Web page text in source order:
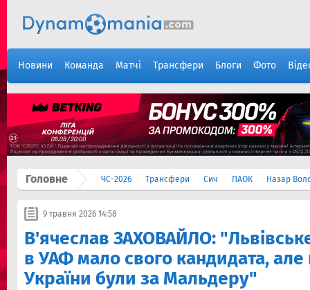
Новини Команда Матчі Трансфери Блоги Фото
Головне ЧС-2026 Трансфери Сич ПАОК Назар
9 травня 2026 14:58
В'ячеслав ЗАХОВАЙЛО:
в УАФ мало свого кандидата, але
України були за Мальдеру"